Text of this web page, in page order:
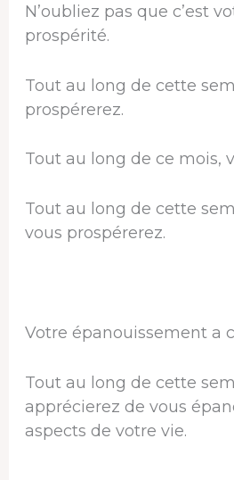
N’oubliez pas que c’est
prospérité.
Tout au long de cette
prospérerez.
Tout au long de ce mois,
Tout au long de cette
vous prospérerez.
Votre épanouissement a
Tout au long de cette
apprécierez de vous
aspects de votre vie.